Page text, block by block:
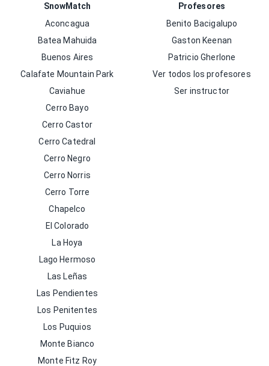
SnowMatch
Aconcagua
Batea Mahuida
Buenos Aires
Calafate Mountain Park
Caviahue
Cerro Bayo
Cerro Castor
Cerro Catedral
Cerro Negro
Cerro Norris
Cerro Torre
Chapelco
El Colorado
La Hoya
Lago Hermoso
Las Leñas
Las Pendientes
Los Penitentes
Los Puquios
Monte Bianco
Monte Fitz Roy
Profesores
Benito Bacigalupo
Gaston Keenan
Patricio Gherlone
Ver todos los profesores
Ser instructor